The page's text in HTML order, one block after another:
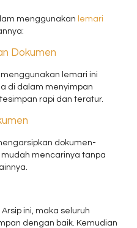
menggunakan lemari
Dokumen
lemari ini
di dalam menyimpan
rapi dan teratur.
dokumen-
mencarinya tanpa
ini, maka seluruh
dengan baik. Kemudian